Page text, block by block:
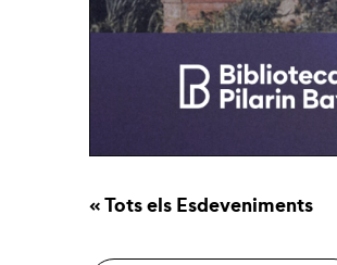
« Tots els Esdeveniments